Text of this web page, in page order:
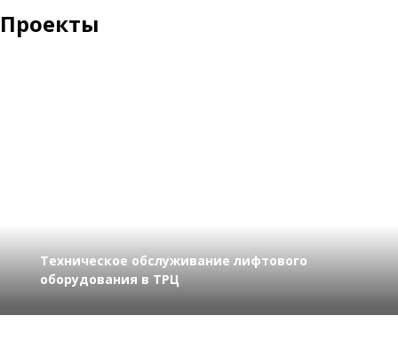
Проекты
Техническое обслуживание лифтового
оборудования в ТРЦ